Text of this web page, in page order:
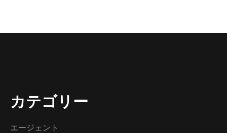
カテゴリー
エージェント